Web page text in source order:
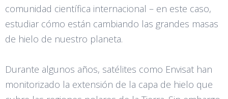
comunidad científica internacional – en este caso,
estudiar cómo están cambiando las grandes masas
de hielo de nuestro planeta.
Durante algunos años, satélites como Envisat han
monitorizado la extensión de la capa de hielo que